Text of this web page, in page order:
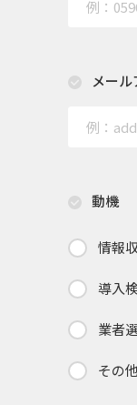
メー
動機
情報
導入
業者
その他